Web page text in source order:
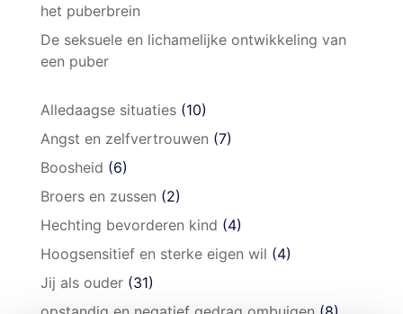
het puberbrein
De seksuele en lichamelijke ontwikkeling van
een puber
Alledaagse situaties(10)
Angst en zelfvertrouwen (7)
Boosheid (6)
Broers en zussen (2)
Hechting bevorderen kind (4)
Hoogsensitief en sterke eigen wil (4)
Jij als ouder(31)